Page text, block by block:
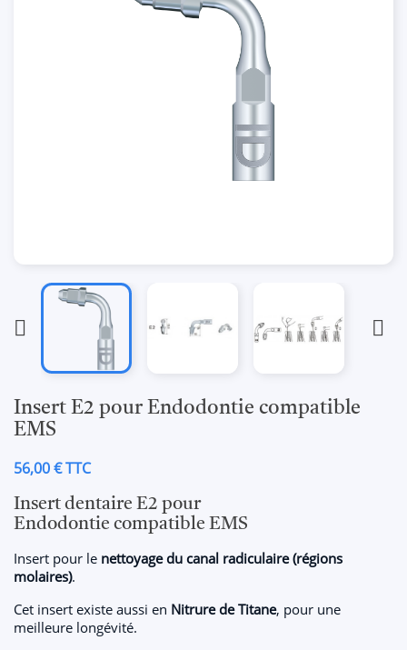
 
Insert E2 pour Endodontie compatible
EMS
56,00 € TTC
Insert dentaire E2 pour
Endodontie compatible EMS
Insert pour le nettoyage du canal radiculaire (régions
molaires).
Cet insert existe aussi en Nitrure de Titane, pour une
meilleure longévité.